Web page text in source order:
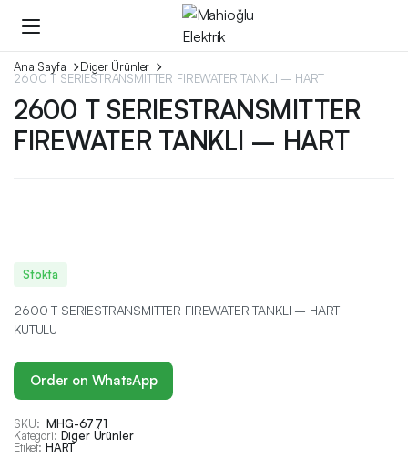
Ana Sayfa
Diger Ürünler
2600 T SERIESTRANSMITTER FIREWATER TANKLI – HART
2600 T SERIESTRANSMITTER
FIREWATER TANKLI – HART
Stokta
2600 T SERIESTRANSMITTER FIREWATER TANKLI – HART
KUTULU
Order on WhatsApp
SKU: MHG-6771
Kategori: Diger Ürünler
Etiket: HART